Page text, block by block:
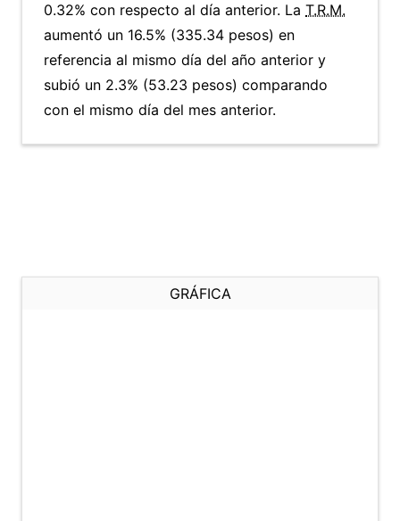
0.32% con respecto al día anterior. La T.R.M.
aumentó un 16.5% (335.34 pesos) en
referencia al mismo día del año anterior y
subió un 2.3% (53.23 pesos) comparando
con el mismo día del mes anterior.
GRÁFICA